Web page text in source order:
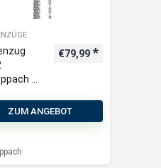
–
|
€79,99
ZUM ANGEBOT